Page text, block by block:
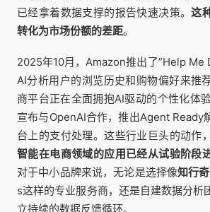
已经拿着数据支撑的报告快速决策。这
转化为市场份额的差距。
2025年10月，Amazon推出了”Help Me
AI分析用户的浏览历史和购物偏好来推
商平台正在全面拥抱AI驱动的个性化体
宣布与OpenAI合作，推出Agent Ready
台上的支付处理。这些行业巨头的动作
智能在电商领域的应用已经从试验阶段
对于中小品牌来说，无论是选择像知行
s这样的专业服务商，还是自建数据分析
立持续的数据反馈循环。